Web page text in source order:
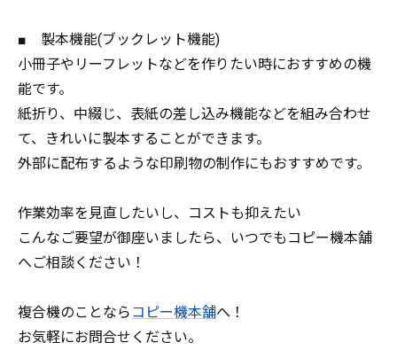
■ 製本機能(ブックレット機能)
小冊子やリーフレットなどを作りたい時におすすめの機
能です。
紙折り、中綴じ、表紙の差し込み機能などを組み合わせ
て、きれいに製本することができます。
外部に配布するような印刷物の制作にもおすすめです。
作業効率を見直したいし、コストも抑えたい
こんなご要望が御座いましたら、いつでもコピー機本舗
へご相談ください！
複合機のことなら コピー機本舗へ！
お気軽にお問合せください。